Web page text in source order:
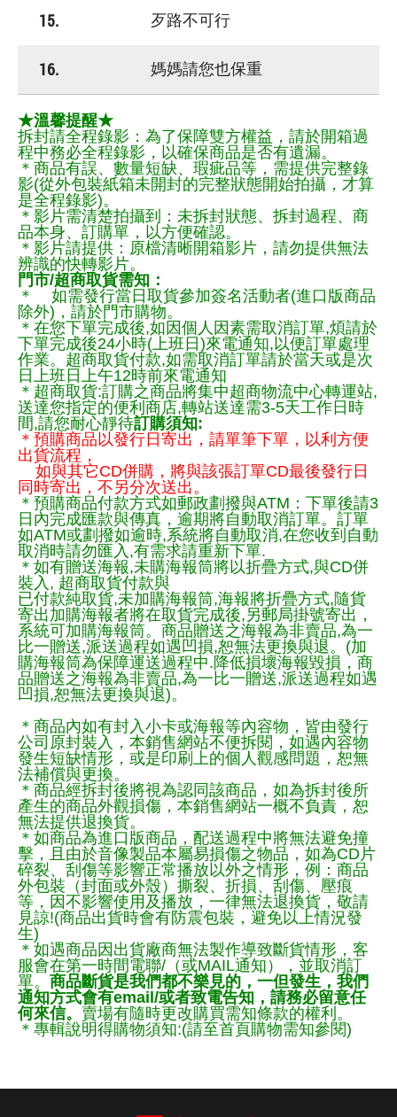
15. 歹路不可行
16. 媽媽請您也保重
★溫馨提醒★
拆封請全程錄影：為了保障雙方權益，請於開箱過
程中務必全程錄影，以確保商品是否有遺漏。
＊商品有誤、數量短缺、瑕疵品等，需提供完整錄
影(從外包裝紙箱未開封的完整狀態開始拍攝，才算
是全程錄影)。
＊影片需清楚拍攝到：未拆封狀態、拆封過程、商
品本身、訂購單，以方便確認。
＊影片請提供：原檔清晰開箱影片，請勿提供無法
辨識的快轉影片。
門市/超商取貨需知：
＊ 如需發行當日取貨參加簽名活動者(進口版商品
除外)，請於門市購物。
＊在您下單完成後,如因個人因素需取消訂單,煩請於
下單完成後24小時(上班日)來電通知,以便訂單處理
作業。超商取貨付款,如需取消訂單請於當天或是次
日上班日上午12時前來電通知
＊超商取貨:訂購之商品將集中超商物流中心轉運站,
送達您指定的便利商店,轉站送達需3-5天工作日時
間,請您耐心靜待訂購須知:
＊預購商品以發行日寄出，請單筆下單，以利方便
出貨流程，
如與其它CD併購，將與該張訂單CD最後發行日
同時寄出，不另分次送出。
＊預購商品付款方式如郵政劃撥與ATM：下單後請3
日內完成匯款與傳真，逾期將自動取消訂單。訂單
如ATM或劃撥如逾時,系統將自動取消,在您收到自動
取消時請勿匯入,有需求請重新下單.
＊如有贈送海報,未購海報筒將以折疊方式,與CD併
裝入, 超商取貨付款與
已付款純取貨,未加購海報筒,海報將折疊方式,隨貨
寄出加購海報者將在取貨完成後,另郵局掛號寄出，
系統可加購海報筒。商品贈送之海報為非賣品,為一
比一贈送,派送過程如遇凹損,恕無法更換與退。(加
購海報筒為保障運送過程中.降低損壞海報毀損，商
品贈送之海報為非賣品,為一比一贈送,派送過程如遇
凹損,恕無法更換與退)。
＊商品內如有封入小卡或海報等內容物，皆由發行
公司原封裝入，本銷售網站不便拆閱，如遇內容物
發生短缺情形，或是印刷上的個人觀感問題，恕無
法補償與更換。
＊商品經拆封後將視為認同該商品，如為拆封後所
產生的商品外觀損傷，本銷售網站一概不負責，恕
無法提供退換貨。
＊如商品為進口版商品，配送過程中將無法避免撞
擊，且由於音像製品本屬易損傷之物品，如為CD片
碎裂、刮傷等影響正常播放以外之情形，例：商品
外包裝（封面或外殼）撕裂、折損、刮傷、壓痕
等，因不影響使用及播放，一律無法退換貨，敬請
見諒!(商品出貨時會有防震包裝，避免以上情況發
生)
＊如遇商品因出貨廠商無法製作導致斷貨情形，客
服會在第一時間電聯/（或MAIL通知），並取消訂
單。 商品斷貨是我們都不樂見的，一但發生，我們
通知方式會有email/或者致電告知，請務必留意任
何來信。 賣場有隨時更改購買需知條款的權利。
＊專輯說明得購物須知:(請至首頁購物需知參閱)